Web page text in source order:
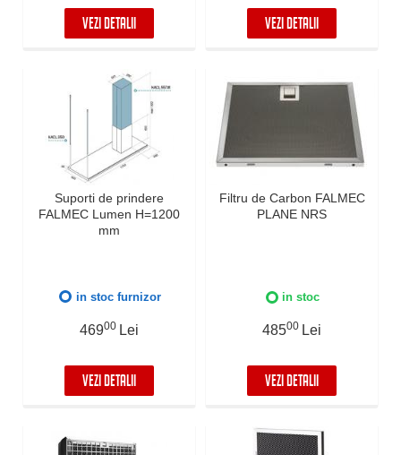
VEZI DETALII VEZI DETALII
Suporti de prindere
FALMEC Lumen H=1200
mm
in stoc furnizor
46900 Lei
VEZI DETALII
Filtru de Carbon FALMEC
PLANE NRS
in stoc
48500 Lei
VEZI DETALII